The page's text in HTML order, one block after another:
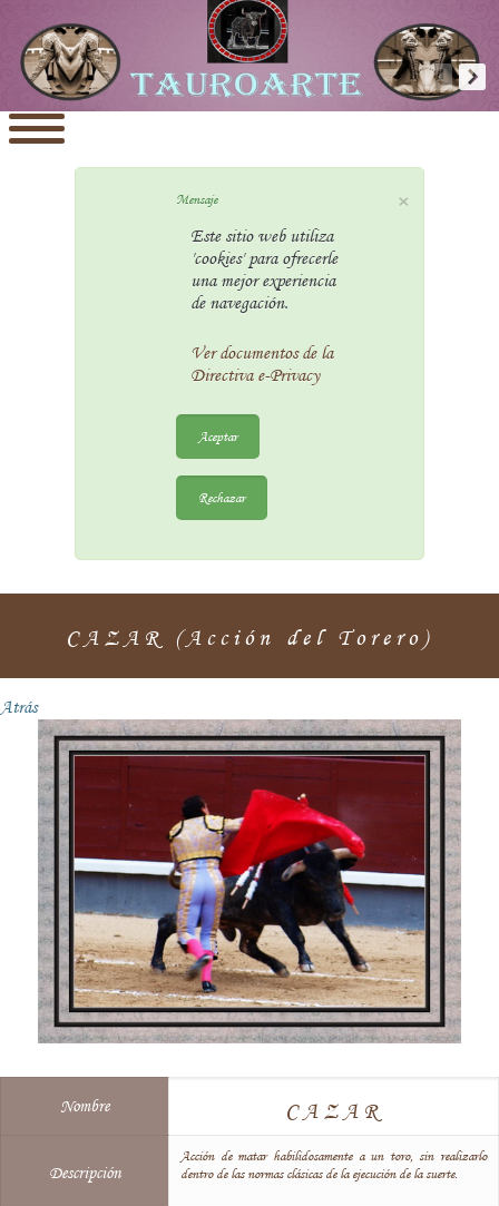
×
Mensaje
Este sitio web utiliza
'cookies' para ofrecerle
una mejor experiencia
de navegación.
Ver documentos de la
Directiva e-Privacy
Aceptar
Rechazar
CAZAR (Acción del Torero)
Atrás
Nombre CAZAR
Descripción
Acción de matar habilidosamente a un toro, sin realizarlo
dentro de las normas clásicas de la ejecución de la suerte.